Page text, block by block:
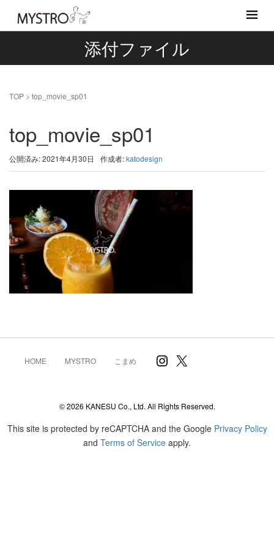
添付ファイル
TOP > top_movie_sp01
top_movie_sp01
公開済み: 2021年4月30日 作成者:katodesign
HOME MYSTRO こまめ Instagram
X
© 2026 KANESU Co., Ltd. All Rights Reserved.
This site is protected by reCAPTCHA and the Google Privacy Policy
and Terms of Service apply.